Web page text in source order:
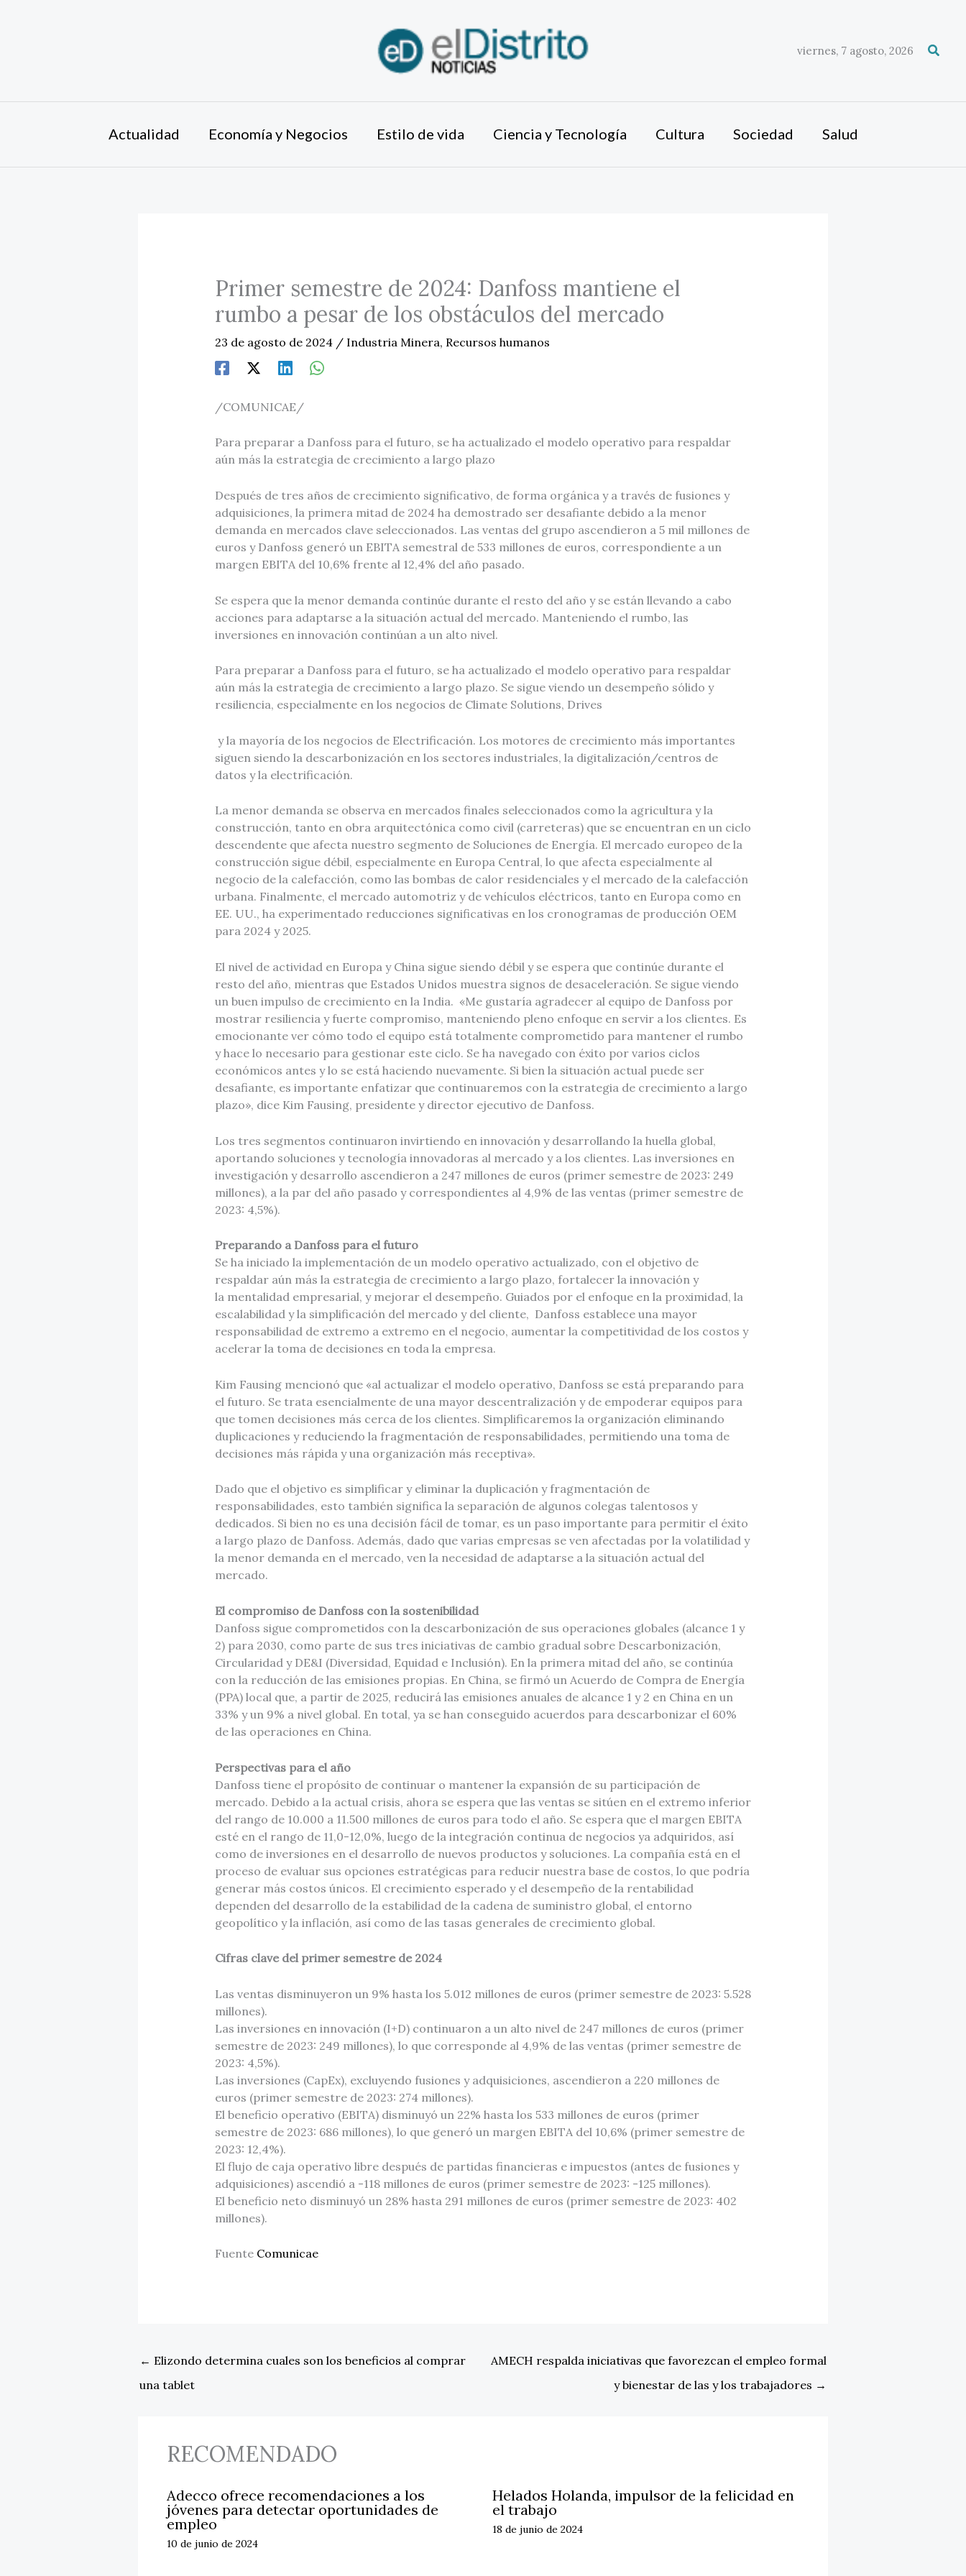
viernes, 7 agosto, 2026
Actualidad Economía y Negocios Estilo de vida Ciencia y Tecnología Cultura Sociedad Salud
Primer semestre de 2024: Danfoss mantiene el
rumbo a pesar de los obstáculos del mercado
23 de agosto de 2024 / Industria Minera, Recursos humanos
/COMUNICAE/
Para preparar a Danfoss para el futuro, se ha actualizado el modelo operativo para respaldar
aún más la estrategia de crecimiento a largo plazo
Después de tres años de crecimiento significativo, de forma orgánica y a través de fusiones y
adquisiciones, la primera mitad de 2024 ha demostrado ser desafiante debido a la menor
demanda en mercados clave seleccionados. Las ventas del grupo ascendieron a 5 mil millones de
euros y Danfoss generó un EBITA semestral de 533 millones de euros, correspondiente a un
margen EBITA del 10,6% frente al 12,4% del año pasado.
Se espera que la menor demanda continúe durante el resto del año y se están llevando a cabo
acciones para adaptarse a la situación actual del mercado. Manteniendo el rumbo, las
inversiones en innovación continúan a un alto nivel.
Para preparar a Danfoss para el futuro, se ha actualizado el modelo operativo para respaldar
aún más la estrategia de crecimiento a largo plazo. Se sigue viendo un desempeño sólido y
resiliencia, especialmente en los negocios de Climate Solutions, Drives
y la mayoría de los negocios de Electrificación. Los motores de crecimiento más importantes
siguen siendo la descarbonización en los sectores industriales, la digitalización/centros de
datos y la electrificación.
La menor demanda se observa en mercados finales seleccionados como la agricultura y la
construcción, tanto en obra arquitectónica como civil (carreteras) que se encuentran en un ciclo
descendente que afecta nuestro segmento de Soluciones de Energía. El mercado europeo de la
construcción sigue débil, especialmente en Europa Central, lo que afecta especialmente al
negocio de la calefacción, como las bombas de calor residenciales y el mercado de la calefacción
urbana. Finalmente, el mercado automotriz y de vehículos eléctricos, tanto en Europa como en
EE. UU., ha experimentado reducciones significativas en los cronogramas de producción OEM
para 2024 y 2025.
El nivel de actividad en Europa y China sigue siendo débil y se espera que continúe durante el
resto del año, mientras que Estados Unidos muestra signos de desaceleración. Se sigue viendo
un buen impulso de crecimiento en la India. «Me gustaría agradecer al equipo de Danfoss por
mostrar resiliencia y fuerte compromiso, manteniendo pleno enfoque en servir a los clientes. Es
emocionante ver cómo todo el equipo está totalmente comprometido para mantener el rumbo
y hace lo necesario para gestionar este ciclo. Se ha navegado con éxito por varios ciclos
económicos antes y lo se está haciendo nuevamente. Si bien la situación actual puede ser
desafiante, es importante enfatizar que continuaremos con la estrategia de crecimiento a largo
plazo», dice Kim Fausing, presidente y director ejecutivo de Danfoss.
Los tres segmentos continuaron invirtiendo en innovación y desarrollando la huella global,
aportando soluciones y tecnología innovadoras al mercado y a los clientes. Las inversiones en
investigación y desarrollo ascendieron a 247 millones de euros (primer semestre de 2023: 249
millones), a la par del año pasado y correspondientes al 4,9% de las ventas (primer semestre de
2023: 4,5%).
Preparando a Danfoss para el futuro
Se ha iniciado la implementación de un modelo operativo actualizado, con el objetivo de
respaldar aún más la estrategia de crecimiento a largo plazo, fortalecer la innovación y
la mentalidad empresarial, y mejorar el desempeño. Guiados por el enfoque en la proximidad, la
escalabilidad y la simplificación del mercado y del cliente, Danfoss establece una mayor
responsabilidad de extremo a extremo en el negocio, aumentar la competitividad de los costos y
acelerar la toma de decisiones en toda la empresa.
Kim Fausing mencionó que «al actualizar el modelo operativo, Danfoss se está preparando para
el futuro. Se trata esencialmente de una mayor descentralización y de empoderar equipos para
que tomen decisiones más cerca de los clientes. Simplificaremos la organización eliminando
duplicaciones y reduciendo la fragmentación de responsabilidades, permitiendo una toma de
decisiones más rápida y una organización más receptiva».
Dado que el objetivo es simplificar y eliminar la duplicación y fragmentación de
responsabilidades, esto también significa la separación de algunos colegas talentosos y
dedicados. Si bien no es una decisión fácil de tomar, es un paso importante para permitir el éxito
a largo plazo de Danfoss. Además, dado que varias empresas se ven afectadas por la volatilidad y
la menor demanda en el mercado, ven la necesidad de adaptarse a la situación actual del
mercado.
El compromiso de Danfoss con la sostenibilidad
Danfoss sigue comprometidos con la descarbonización de sus operaciones globales (alcance 1 y
2) para 2030, como parte de sus tres iniciativas de cambio gradual sobre Descarbonización,
Circularidad y DE&I (Diversidad, Equidad e Inclusión). En la primera mitad del año, se continúa
con la reducción de las emisiones propias. En China, se firmó un Acuerdo de Compra de Energía
(PPA) local que, a partir de 2025, reducirá las emisiones anuales de alcance 1 y 2 en China en un
33% y un 9% a nivel global. En total, ya se han conseguido acuerdos para descarbonizar el 60%
de las operaciones en China.
Perspectivas para el año
Danfoss tiene el propósito de continuar o mantener la expansión de su participación de
mercado. Debido a la actual crisis, ahora se espera que las ventas se sitúen en el extremo inferior
del rango de 10.000 a 11.500 millones de euros para todo el año. Se espera que el margen EBITA
esté en el rango de 11,0-12,0%, luego de la integración continua de negocios ya adquiridos, así
como de inversiones en el desarrollo de nuevos productos y soluciones. La compañía está en el
proceso de evaluar sus opciones estratégicas para reducir nuestra base de costos, lo que podría
generar más costos únicos. El crecimiento esperado y el desempeño de la rentabilidad
dependen del desarrollo de la estabilidad de la cadena de suministro global, el entorno
geopolítico y la inflación, así como de las tasas generales de crecimiento global.
Cifras clave del primer semestre de 2024
Las ventas disminuyeron un 9% hasta los 5.012 millones de euros (primer semestre de 2023: 5.528
millones).
Las inversiones en innovación (I+D) continuaron a un alto nivel de 247 millones de euros (primer
semestre de 2023: 249 millones), lo que corresponde al 4,9% de las ventas (primer semestre de
2023: 4,5%).
Las inversiones (CapEx), excluyendo fusiones y adquisiciones, ascendieron a 220 millones de
euros (primer semestre de 2023: 274 millones).
El beneficio operativo (EBITA) disminuyó un 22% hasta los 533 millones de euros (primer
semestre de 2023: 686 millones), lo que generó un margen EBITA del 10,6% (primer semestre de
2023: 12,4%).
El flujo de caja operativo libre después de partidas financieras e impuestos (antes de fusiones y
adquisiciones) ascendió a -118 millones de euros (primer semestre de 2023: -125 millones).
El beneficio neto disminuyó un 28% hasta 291 millones de euros (primer semestre de 2023: 402
millones).
Fuente Comunicae
← Elizondo determina cuales son los beneficios al comprar
una tablet
AMECH respalda iniciativas que favorezcan el empleo formal
y bienestar de las y los trabajadores →
RECOMENDADO
Adecco ofrece recomendaciones a los
jóvenes para detectar oportunidades de
empleo
10 de junio de 2024
Helados Holanda, impulsor de la felicidad en
el trabajo
18 de junio de 2024